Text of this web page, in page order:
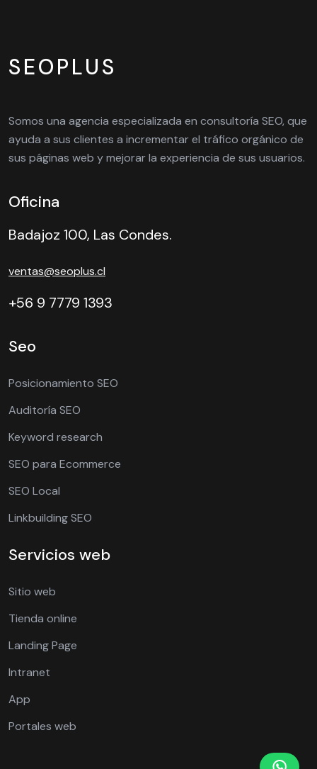
SEOPLUS
Somos una agencia especializada en consultoría SEO, que
ayuda a sus clientes a incrementar el tráfico orgánico de
sus páginas web y mejorar la experiencia de sus usuarios.
Oficina
Badajoz 100, Las Condes.
ventas@seoplus.cl
+56 9 7779 1393
Seo
Posicionamiento SEO
Auditoría SEO
Keyword research
SEO para Ecommerce
SEO Local
Linkbuilding SEO
Servicios web
Sitio web
Tienda online
Landing Page
Intranet
App
Portales web